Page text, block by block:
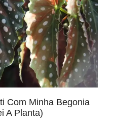
Com Minha Begonia
A Planta)